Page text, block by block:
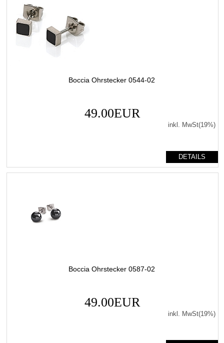
Boccia Ohrstecker 0544-02
49.00EUR
inkl. MwSt(19%)
DETAILS
Boccia Ohrstecker 0587-02
49.00EUR
inkl. MwSt(19%)